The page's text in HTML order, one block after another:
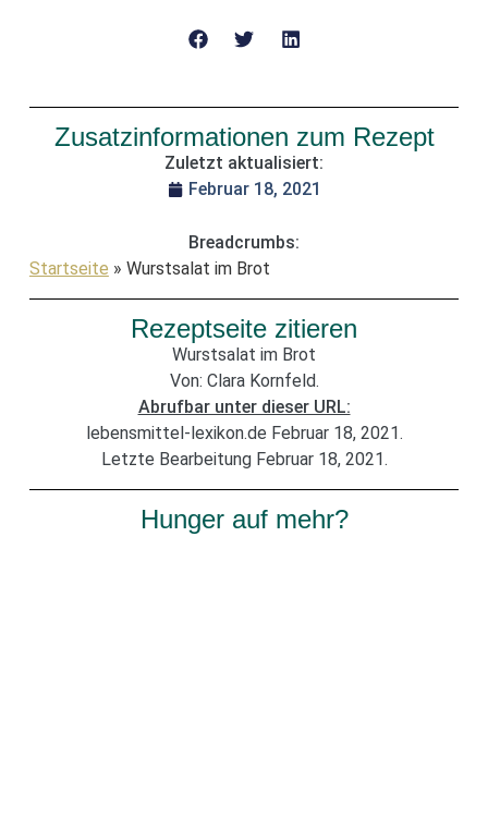
Zusatzinformationen zum Rezept
Zuletzt aktualisiert:
Februar 18, 2021
Breadcrumbs:
Startseite » Wurstsalat im Brot
Rezeptseite zitieren
Wurstsalat im Brot
Von: Clara Kornfeld.
Abrufbar unter dieser URL:
lebensmittel-lexikon.de Februar 18, 2021.
Letzte Bearbeitung Februar 18, 2021.
Hunger auf mehr?